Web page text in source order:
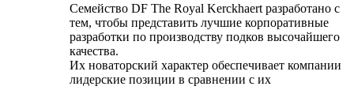
Семейство DF The Royal Kerckhaert разработано с
тем, чтобы представить лучшие корпоративные
разработки по производству подков высочайшего
качества.
Их новаторский характер обеспечивает компании
лидерские позиции в сравнении с их